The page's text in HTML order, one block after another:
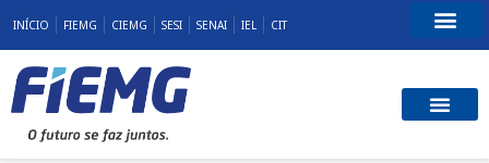
INÍCIO FIEMG CIEMG SESI SENAI IEL CIT